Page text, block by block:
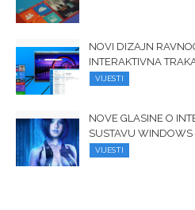
NOVI DIZAJN
INTERAKTIVNA
VIJESTI
NOVE GLASINE O
SUSTAVU WINDOWS
VIJESTI